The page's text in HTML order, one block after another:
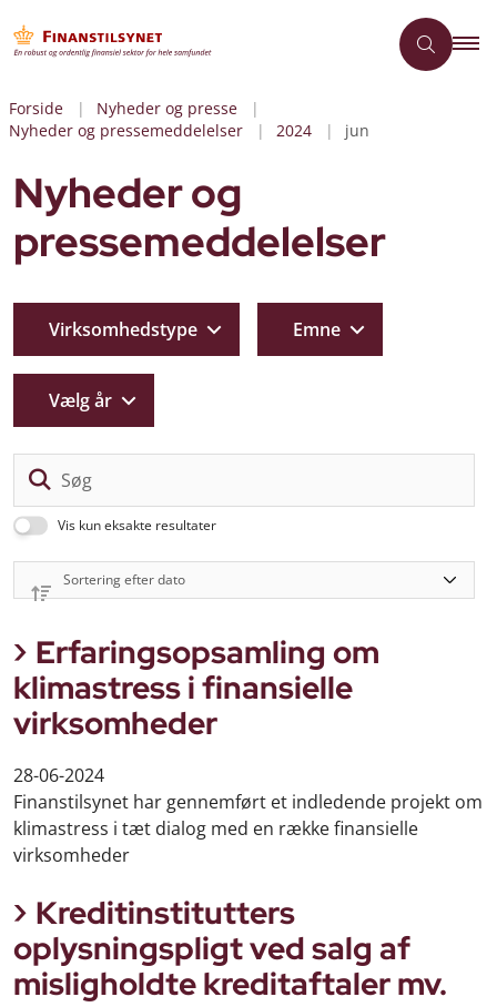
Forside
Nyheder og presse
Nyheder og pressemeddelelser
2024 jun
Nyheder og
pressemeddelelser
Vis kun eksakte resultater
Virksomhedstype Emne
Vælg år
Erfaringsopsamling om
klimastress i finansielle
virksomheder
28-06-2024
Finanstilsynet har gennemført et indledende projekt om
klimastress i tæt dialog med en række finansielle
virksomheder
Kreditinstitutters
oplysningspligt ved salg af
misligholdte kreditaftaler mv.